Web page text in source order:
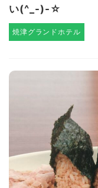
い(^_-)-☆
焼津グランドホテル